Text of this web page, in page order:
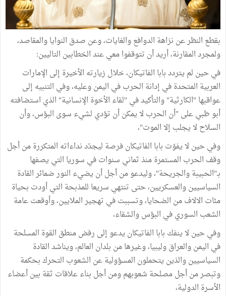
بقطع النظر عن نزاهة الدوافع والغايات، وعن صدق النوايا والمقاصد،
ولمجرد المقارنة، أريد أن تتوقفوا معي عند الخطابين التاليين:
في حين لم يتردد بابا الفاتيكان، خلال زيارته الأخيرة إلى الإمارات
العربية المتحدة في إدانة الحرب في اليمن وعليه، وفي التنبيه إلى
عواقبها "الكارثية" والتأكيد في "لقاء الأخوة الإنسانية" الذي استضافته
أبو ظبي على "أن الحرب لا يمكن أن تؤدي لشيء سوى البؤس، وأن
السلاح لا يجلب إلا الموت"،
وفي حين لا يفوّت بابا الفاتيكان فرصة ليجدّد نداءاته المتكررة من أجل
وقف الحرب المستمرة منذ ثماني سنوات في سوريا التي يصفها
بـ"الحبيبة والجريحة"، وليدعو من أجل أن يضيء النور ضمائر القادة
السياسيين والعسكريين، حتى تنتهي سريعا للمذبحة التي أودت بحياة
مئات الالاف من الضحايا، وتسببت في تهجير الملايين، وأوقعت عامة
الشعب السوري في البؤس والشقاء،
وفي حين لا ينفك بابا الفاتيكان يدعو إلى رفض منطق القوة المسلحة
في اليمن والعراق وليبيا، وغيرها من بلدان العالم، ويناشد القادة
السياسيين والذين يتحملون المسؤولية عن الشعوب التحرك بحكمة
وتبصر من أجل مصلحة شعوبهم ومن أجل بناء علاقات ثقة بين أعضاء
الأسرة الدولية،